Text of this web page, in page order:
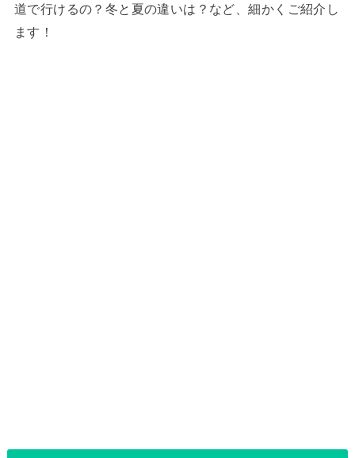
道で行けるの？冬と夏の違いは？など、細かくご紹介し
ます！